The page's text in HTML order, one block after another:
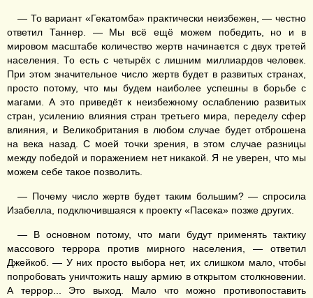
— То вариант «Гекатомба» практически неизбежен, — честно
ответил Таннер. — Мы всё ещё можем победить, но и в
мировом масштабе количество жертв начинается с двух третей
населения. То есть с четырёх с лишним миллиардов человек.
При этом значительное число жертв будет в развитых странах,
просто потому, что мы будем наиболее успешны в борьбе с
магами. А это приведёт к неизбежному ослаблению развитых
стран, усилению влияния стран третьего мира, переделу сфер
влияния, и Великобритания в любом случае будет отброшена
на века назад. С моей точки зрения, в этом случае разницы
между победой и поражением нет никакой. Я не уверен, что мы
можем себе такое позволить.
— Почему число жертв будет таким большим? — спросила
Изабелла, подключившаяся к проекту «Пасека» позже других.
— В основном потому, что маги будут применять тактику
массового террора против мирного населения, — ответил
Джейкоб. — У них просто выбора нет, их слишком мало, чтобы
попробовать уничтожить нашу армию в открытом столкновении.
А террор... Это выход. Мало что можно противопоставить